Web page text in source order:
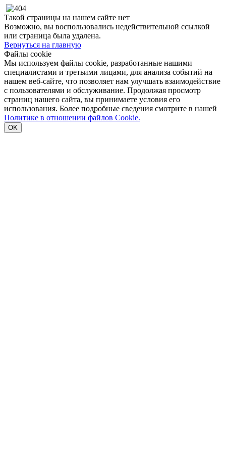
Такой страницы на нашем сайте нет
Возможно, вы воспользовались недействительной ссылкой
или страница была удалена.
Вернуться на главную
Файлы cookie
Мы используем файлы cookie, разработанные нашими
специалистами и третьими лицами, для анализа событий на
нашем веб-сайте, что позволяет нам улучшать взаимодействие
с пользователями и обслуживание. Продолжая просмотр
страниц нашего сайта, вы принимаете условия его
использования. Более подробные сведения смотрите в нашей
Политике в отношении файлов Cookie.
OK